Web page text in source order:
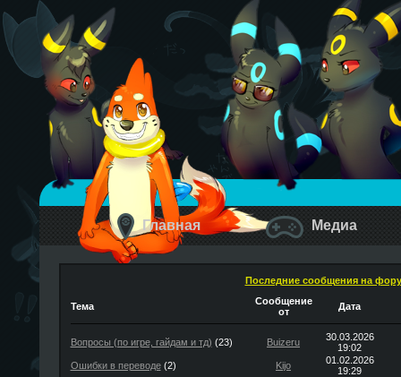
Главная Медиа
Последние сообщения на
Тема
Сообщение
от
Дата
Вопросы (по игре, гайдам и тд) (23) Buizeru
30.03.2026
19:02
Ошибки в переводе(2) Kijo
01.02.2026
19:29